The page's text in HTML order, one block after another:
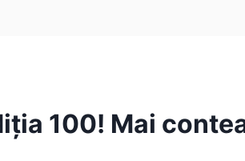
100! Mai